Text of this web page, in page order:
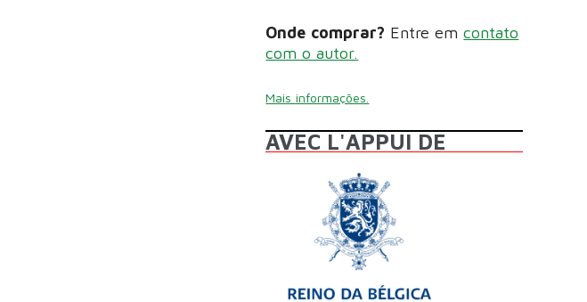
Onde comprar? Entre emcontato
com o autor.
Mais informações.
AVEC L'APPUI DE